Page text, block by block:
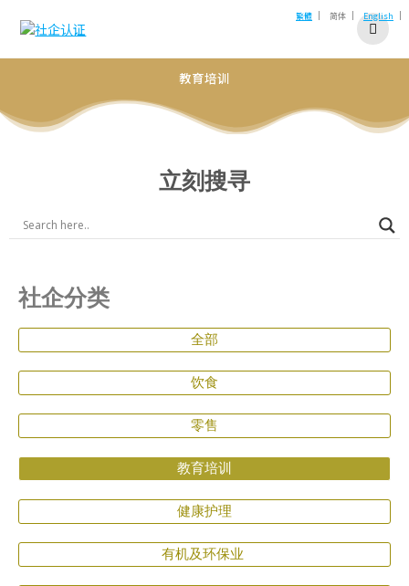
教育培训
立刻搜寻
社企分类
全部
饮食
零售
教育培训
健康护理
有机及环保业
繁體 | 简体 | English |